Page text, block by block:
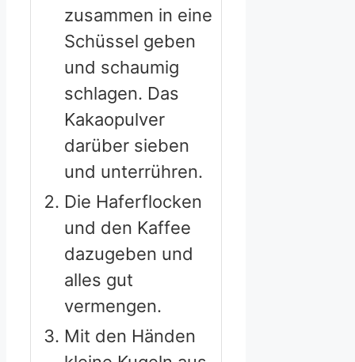
zusammen in eine
Schüssel geben
und schaumig
schlagen. Das
Kakaopulver
darüber sieben
und unterrühren.
Die Haferflocken
und den Kaffee
dazugeben und
alles gut
vermengen.
Mit den Händen